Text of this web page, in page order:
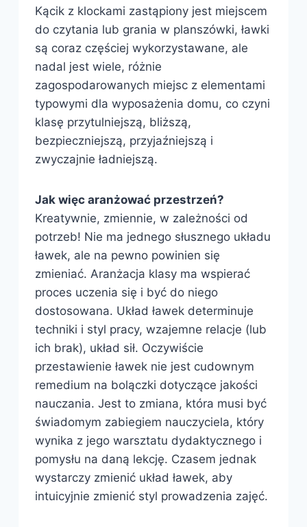
Kącik z klockami zastąpiony jest miejscem
do czytania lub grania w planszówki, ławki
są coraz częściej wykorzystawane, ale
nadal jest wiele, różnie
zagospodarowanych miejsc z elementami
typowymi dla wyposażenia domu, co czyni
klasę przytulniejszą, bliższą,
bezpieczniejszą, przyjaźniejszą i
zwyczajnie ładniejszą.
Jak więc aranżować przestrzeń?
Kreatywnie, zmiennie, w zależności od
potrzeb! Nie ma jednego słusznego układu
ławek, ale na pewno powinien się
zmieniać. Aranżacja klasy ma wspierać
proces uczenia się i być do niego
dostosowana. Układ ławek determinuje
techniki i styl pracy, wzajemne relacje (lub
ich brak), układ sił. Oczywiście
przestawienie ławek nie jest cudownym
remedium na bolączki dotyczące jakości
nauczania. Jest to zmiana, która musi być
świadomym zabiegiem nauczyciela, który
wynika z jego warsztatu dydaktycznego i
pomysłu na daną lekcję. Czasem jednak
wystarczy zmienić układ ławek, aby
intuicyjnie zmienić styl prowadzenia zajęć.